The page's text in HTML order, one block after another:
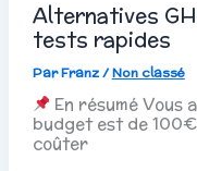
Alternatives
tests rapides
ParFranz/Non classé
En résumé Vous
budget est de
coûter